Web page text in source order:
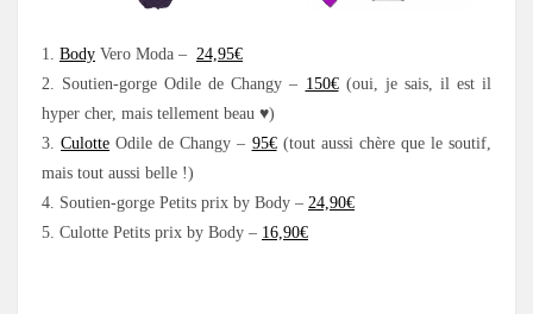
1. Body Vero Moda – 24,95€
2. Soutien-gorge Odile de Changy – 150€(oui, je sais, il est il
hyper cher, mais tellement beau ♥)
3.Culotte Odile de Changy – 95€(tout aussi chère que le soutif,
mais tout aussi belle !)
4. Soutien-gorge Petits prix by Body – 24,90€
5. Culotte Petits prix by Body – 16,90€